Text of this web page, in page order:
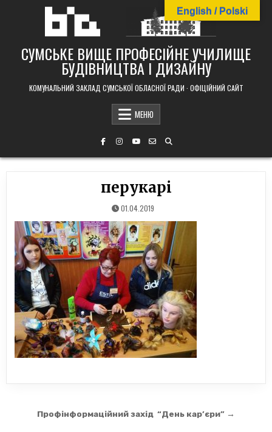
СУМСЬКЕ ВИЩЕ ПРОФЕСІЙНЕ УЧИЛИЩЕ
БУДІВНИЦТВА І ДИЗАЙНУ
КОМУНАЛЬНИЙ ЗАКЛАД СУМСЬКОЇ ОБЛАСНОЇ РАДИ · ОФІЦІЙНИЙ САЙТ
МЕНЮ
перукарі
01.04.2019
Навігація
Профінформаційний захід “День кар’єри” →
English / Polski